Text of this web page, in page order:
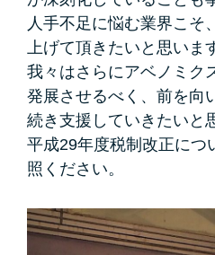
人手不足に悩む業界こそ
上げて頂きたいと思いま
我々はさらにアベノミク
発展させるべく、前を向
続き支援していきたいと
平成29年度税制改正につ
照ください。